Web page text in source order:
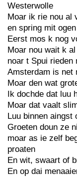
Westerwolle
Moar ik rie nou al
en spring mit
Eerst mos k nog
Moar nou wait k
noar t Spui rieden
Amsterdam is net
Moar den wat
Ik dochde dat luu
Moar dat vaalt
Luu binnen aingst
Groeten doun ze
moar as ie zelf
proaten
En wit, swaart of
En op dai